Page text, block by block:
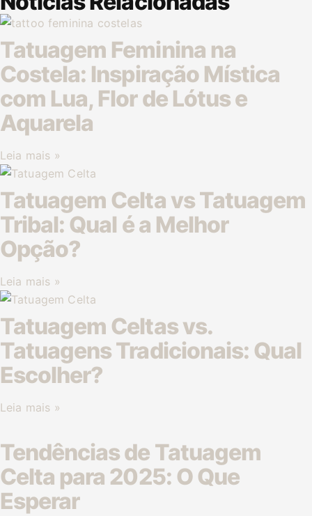
Tatuagem Feminina na
Costela: Inspiração Mística
com Lua, Flor de Lótus e
Aquarela
Leia mais »
Tatuagem Celta vs Tatuagem
Tribal: Qual é a Melhor
Opção?
Leia mais »
Tatuagem Celtas vs.
Tatuagens Tradicionais: Qual
Escolher?
Leia mais »
Tendências de Tatuagem
Celta para 2025: O Que
Esperar